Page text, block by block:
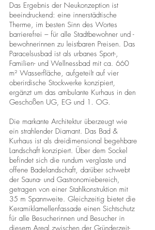
Das Ergebnis der Neukonzeption ist
beeindruckend: eine innerstädtische
Therme, im besten Sinn des Wortes
barrierefrei – für alle Stadtbewohner und -
bewohnerinnen zu leistbaren Preisen. Das
Paracelsusbad ist als urbanes Sport-,
Familien- und Wellnessbad mit ca. 660
m² Wasserfläche, aufgeteilt auf vier
oberirdische Stockwerke konzipiert,
ergänzt um das ambulante Kurhaus in den
Geschoßen UG, EG und 1. OG.
Die markante Architektur überzeugt wie
ein strahlender Diamant. Das Bad &
Kurhaus ist als dreidimensional begehbare
Landschaft konzipiert. Über dem Sockel
befindet sich die rundum verglaste und
offene Badelandschaft, darüber schwebt
der Sauna- und Gastronomiebereich,
getragen von einer Stahlkonstruktion mit
35 m Spannweite. Gleichzeitig bietet die
Keramiklamellenfassade einen Sichtschutz
für alle Besucherinnen und Besucher in
diesem Areal zwischen der Gründerzeit-